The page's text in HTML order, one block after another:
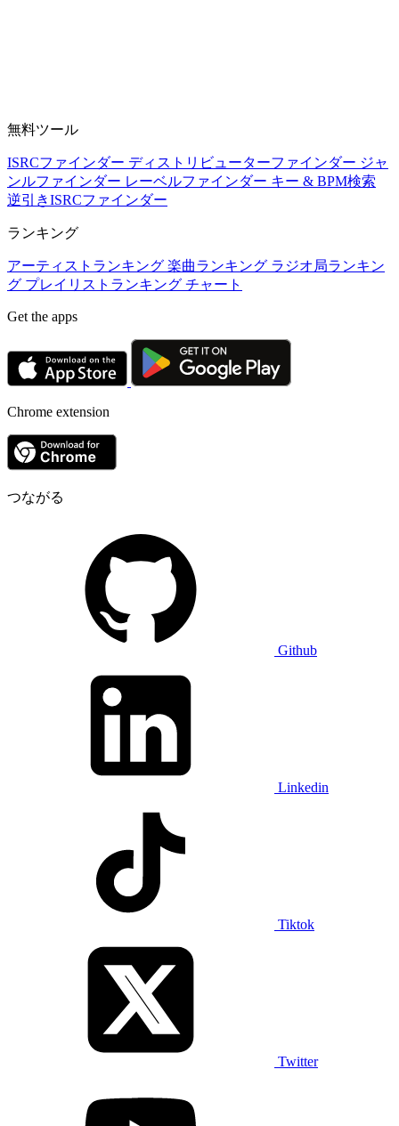
無料ツール
ISRCファインダー ディストリビューターファインダー ジャ
ンルファインダー レーベルファインダー キー & BPM検索
逆引きISRCファインダー
ランキング
アーティストランキング 楽曲ランキング ラジオ局ランキン
グ プレイリストランキング チャート
Get the apps
Chrome extension
つながる
Github
Linkedin
Tiktok
Twitter